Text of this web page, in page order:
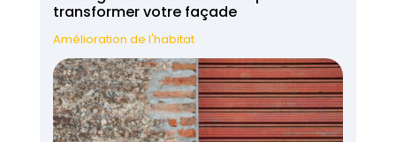
transformer votre façade
Amélioration de l'habitat